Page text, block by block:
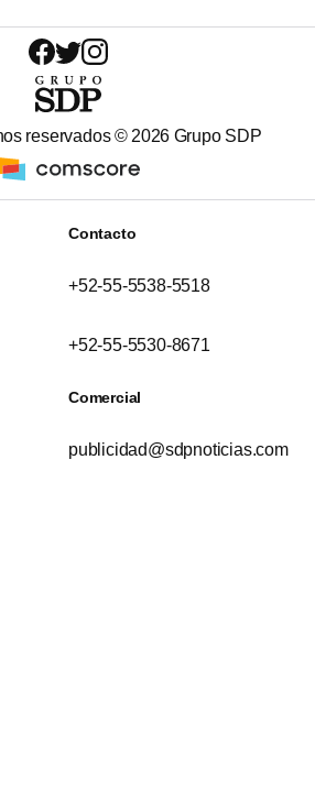
reservados © 2026 Grupo SDP
Contacto
+52-55-5538-5518
+52-55-5530-8671
Comercial
publicidad@sdpnoticias.com